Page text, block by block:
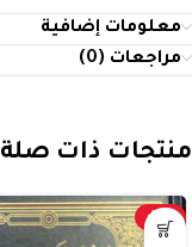
معلومات إضافية
مراجعات (0)
منتجات ذات صلة
-19%